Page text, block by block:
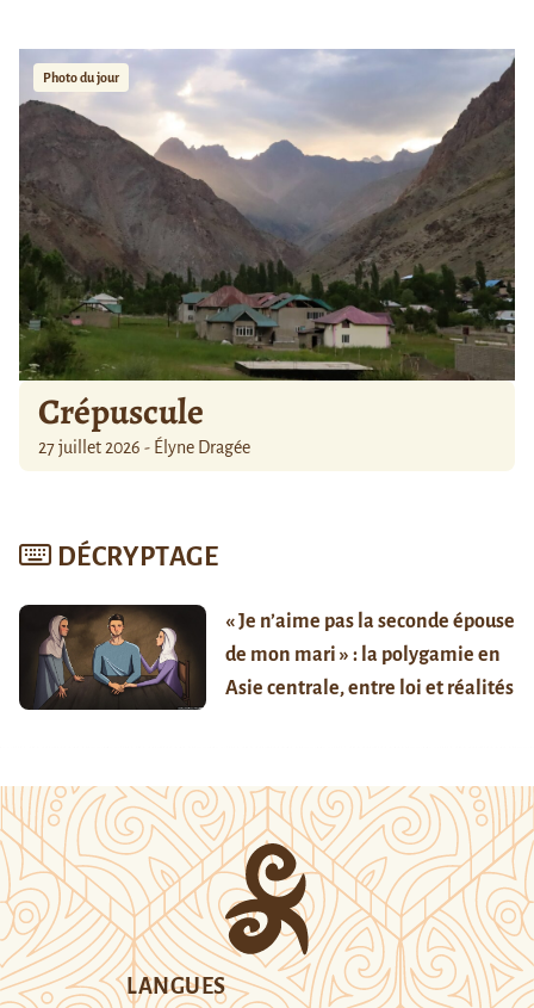
Photo du jour
Crépuscule
27 juillet 2026 - Élyne Dragée
DÉCRYPTAGE
« Je n’aime pas la seconde épouse
de mon mari » : la polygamie en
Asie centrale, entre loi et réalités
LANGUES